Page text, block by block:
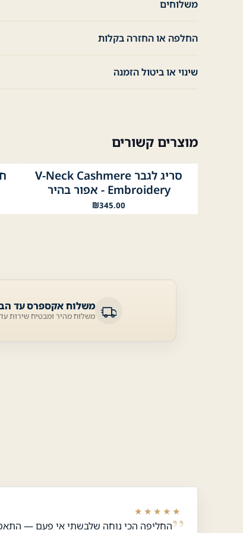
משלוחים
החלפה או החזרה בקלות
שינוי או ביטול הזמנה
מוצרים קשורים
אפור כההאפור בהיר
שחורסריג לגבר V-Neck Cashmere
Embroidery - אפור בהיר
₪345.00
משלוח אקספרס עד
משלוח מהיר ומבטיח שירות
★★★★★
החליפה הכי נוחה שלבשתי אי פעם —